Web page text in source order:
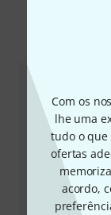
Com os
lhe uma
tudo o que
ofertas
acordo,